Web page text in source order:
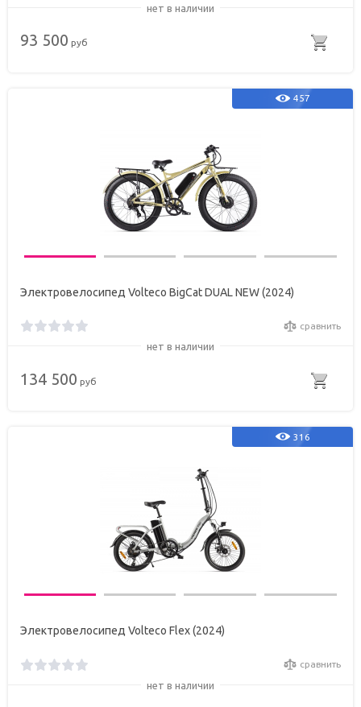
нет в наличии
93 500 руб
457
Электровелосипед Volteco BigCat DUAL NEW (2024)
сравнить
нет в наличии
134 500 руб
316
Электровелосипед Volteco Flex (2024)
сравнить
нет в наличии